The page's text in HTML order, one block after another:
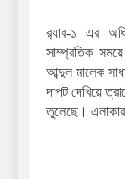
র‌্যাব-১ এর
সাম্প্রতিক
আব্দুল মালেক
দাপট দেখিয়ে
তুলেছে।